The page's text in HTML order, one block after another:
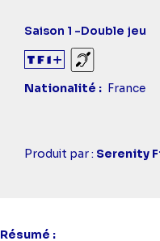
Saison 1 -Double jeu
Sourds et
Nationalité
France
Casting
Produit par : Serenity
Résumé